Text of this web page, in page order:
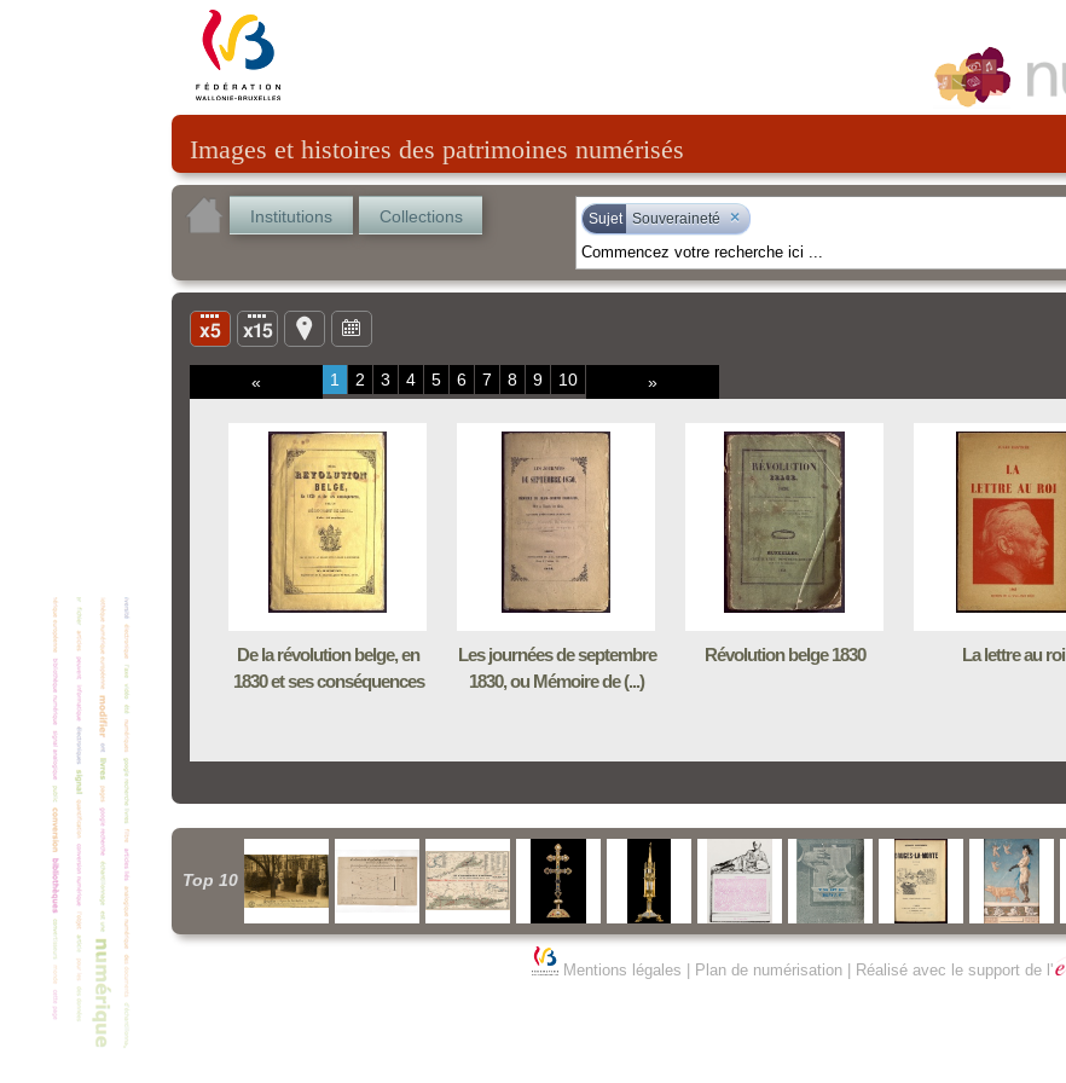
Images et histoires des patrimoines numérisés
Institutions Collections Sujet Souveraineté ×
« 1 2 3 4 5 6 7 8 9 10 »
De la révolution belge, en
1830 et ses conséquences
Les journées de septembre
1830, ou Mémoire de (...)
Révolution belge 1830 La lettre au roi
Top 10
Mentions légales Plan de numérisation| Réalisé avec le support de l'